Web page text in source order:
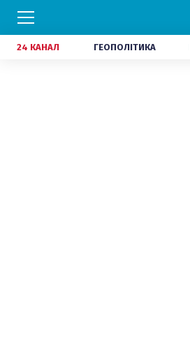
24 КАНАЛ ГЕОПОЛІТИКА